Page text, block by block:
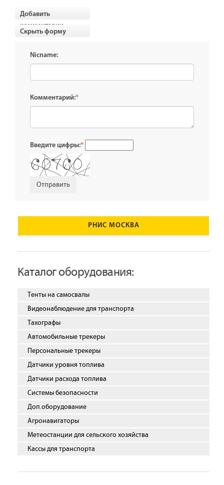
Добавить
комментарии
Скрыть форму
Nicname:
Комментарий:*
Введите цифры:*
РНИС МОСКВА
Каталог оборудования:
Тенты на самосвалы
Видеонаблюдение для транспорта
Тахографы
Автомобильные трекеры
Персональные трекеры
Датчики уровня топлива
Датчики расхода топлива
Системы безопасности
Доп.оборудование
Агронавигаторы
Метеостанции для сельского хозяйства
Кассы для транспорта